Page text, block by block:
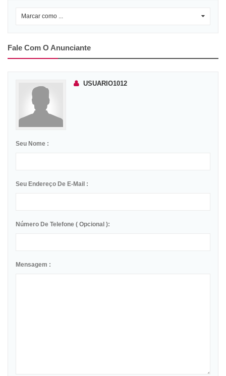
Marcar como ...
Fale Com O Anunciante
USUARIO1012
Seu Nome :
Seu Endereço De E-Mail :
Número De Telefone ( Opcional ):
Mensagem :